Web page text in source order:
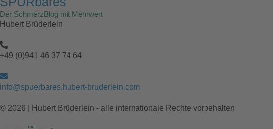
Der SchmerzBlog mit Mehrwert
Hubert Brüderlein
+49 (0)941 46 37 74 64
info@spuerbares.hubert-bruderlein.com
© 2026 | Hubert Brüderlein - alle internationale Rechte vorbehalten